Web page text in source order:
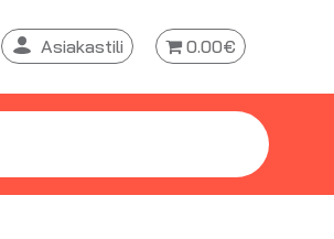
Asiakastili 0.00€